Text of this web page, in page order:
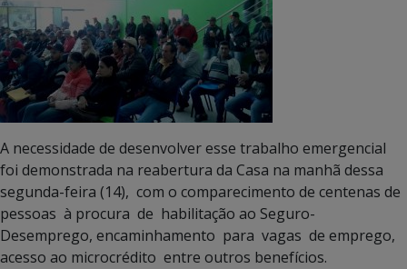
A necessidade de desenvolver esse trabalho emergencial
foi demonstrada na reabertura da Casa na manhã dessa
segunda-feira (14), com o comparecimento de centenas de
pessoas à procura de habilitação ao Seguro-
Desemprego, encaminhamento para vagas de emprego,
acesso ao microcrédito entre outros benefícios.